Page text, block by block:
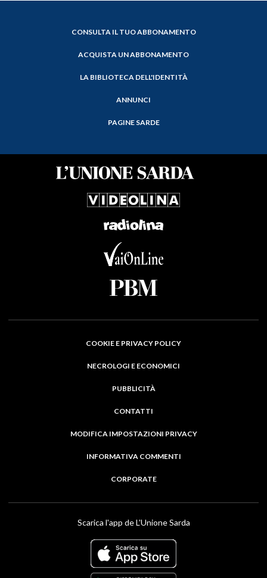
CONSULTA IL TUO ABBONAMENTO
ACQUISTA UN ABBONAMENTO
LA BIBLIOTECA DELL'IDENTITÀ
ANNUNCI
PAGINE SARDE
COOKIE E PRIVACY POLICY
NECROLOGI E ECONOMICI
PUBBLICITÀ
CONTATTI
MODIFICA IMPOSTAZIONI PRIVACY
INFORMATIVA COMMENTI
CORPORATE
Scarica l'app de L'Unione Sarda